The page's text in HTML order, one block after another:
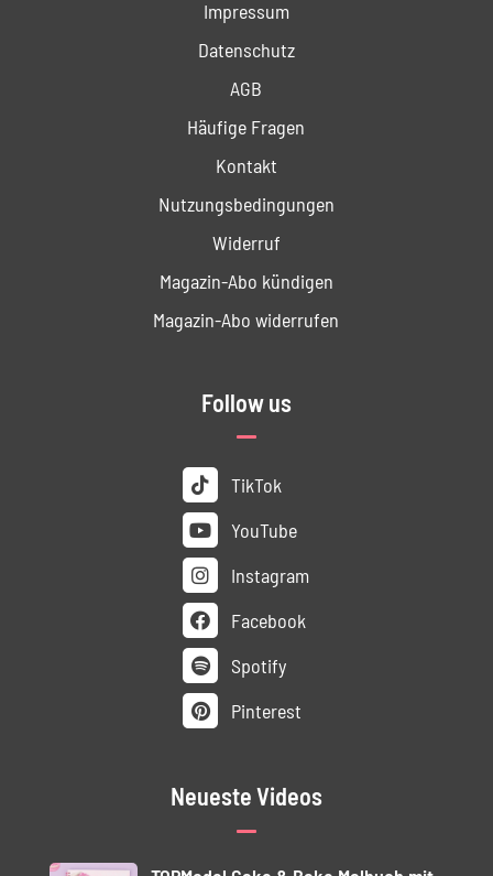
Impressum
Datenschutz
AGB
Häufige Fragen
Kontakt
Nutzungs­bedingungen
Widerruf
Magazin-Abo kündigen
Magazin-Abo widerrufen
Follow us
TikTok
YouTube
Instagram
Facebook
Spotify
Pinterest
Neueste Videos